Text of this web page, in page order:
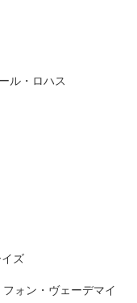
ル・ロハス
ズ
ォン・ヴェーデマイ